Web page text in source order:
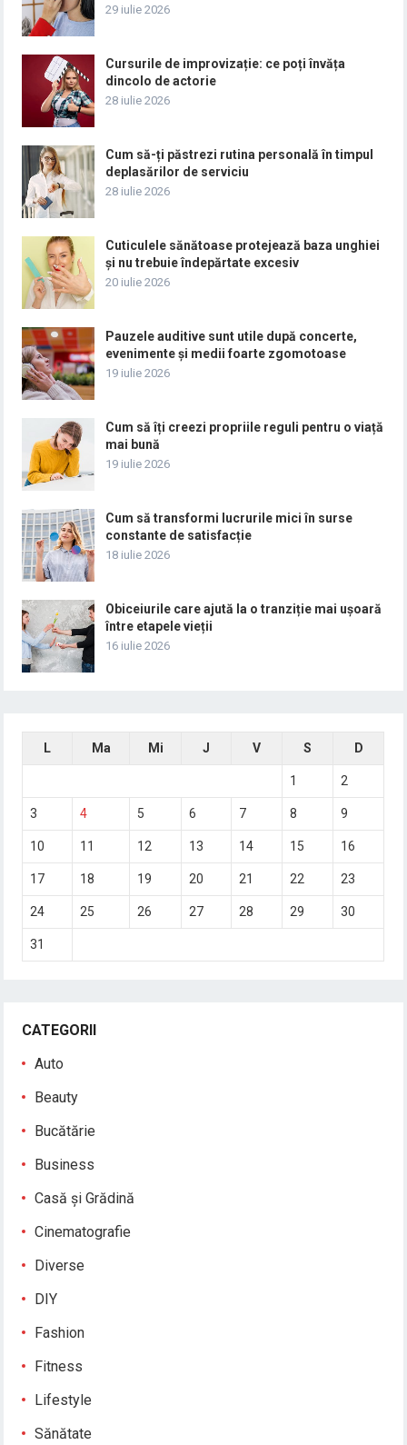
29 iulie 2026
Cursurile de improvizație: ce poți învăța
dincolo de actorie
28 iulie 2026
Cum să-ți păstrezi rutina personală în timpul
deplasărilor de serviciu
28 iulie 2026
Cuticulele sănătoase protejează baza unghiei
și nu trebuie îndepărtate excesiv
20 iulie 2026
Pauzele auditive sunt utile după concerte,
evenimente și medii foarte zgomotoase
19 iulie 2026
Cum să îți creezi propriile reguli pentru o viață
mai bună
19 iulie 2026
Cum să transformi lucrurile mici în surse
constante de satisfacție
18 iulie 2026
Obiceiurile care ajută la o tranziție mai ușoară
între etapele vieții
16 iulie 2026
L Ma Mi J V S D
1 2
3 4 5 6 7 8 9
10 11 12 13 14 15 16
17 18 19 20 21 22 23
24 25 26 27 28 29 30
31
CATEGORII
Auto
Beauty
Bucătărie
Business
Casă și Grădină
Cinematografie
Diverse
DIY
Fashion
Fitness
Lifestyle
Sănătate